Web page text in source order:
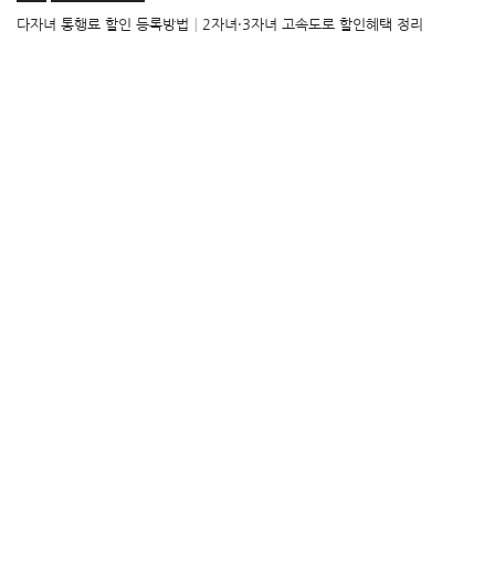
다자녀 통행료 할인 등록방법│2자녀·3자녀 고속도로 할인혜택 정리